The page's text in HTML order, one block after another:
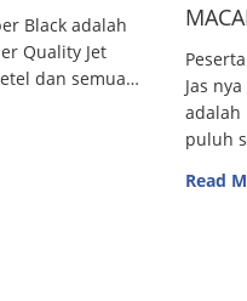
Black adalah
Quality Jet
dan semua…
Jas
adalah
puluh
Read